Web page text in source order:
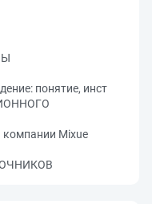
понятие, инст
компании Mixue